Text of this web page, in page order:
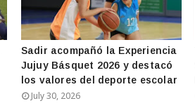
Sadir acompañó la Experiencia
Jujuy Básquet 2026 y destacó
los valores del deporte escolar
July 30, 2026